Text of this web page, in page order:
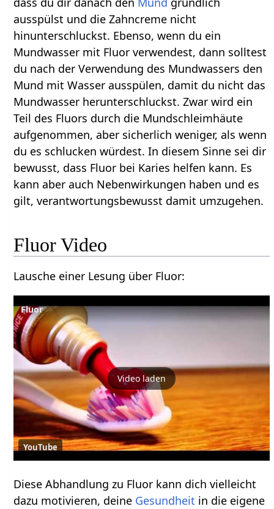
ausspülst und die Zahncreme nicht
hinunterschluckst. Ebenso, wenn du ein
Mundwasser mit Fluor verwendest, dann solltest
du nach der Verwendung des Mundwassers den
Mund mit Wasser ausspülen, damit du nicht das
Mundwasser herunterschluckst. Zwar wird ein
Teil des Fluors durch die Mundschleimhäute
aufgenommen, aber sicherlich weniger, als wenn
du es schlucken würdest. In diesem Sinne sei dir
bewusst, dass Fluor bei Karies helfen kann. Es
kann aber auch Nebenwirkungen haben und es
gilt, verantwortungsbewusst damit umzugehen.
Fluor Video
Lausche einer Lesung über Fluor:
Fluor
Video laden
YouTube
Diese Abhandlung zu Fluor kann dich vielleicht
dazu motivieren, deine Gesundheit in die eigene